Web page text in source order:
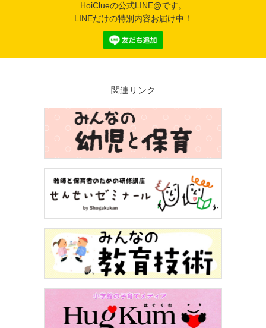
HoiClueの公式LINE@です。
LINEだけの特別内容お届け中！
関連リンク